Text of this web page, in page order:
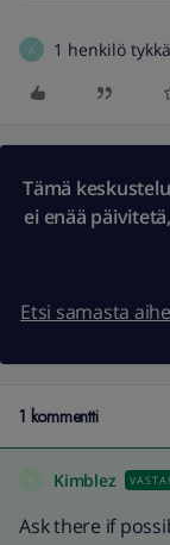
A 1 henkilö
Tämä
ei enää
Etsi samasta
1 kommentti
Kimblez
Ask there if